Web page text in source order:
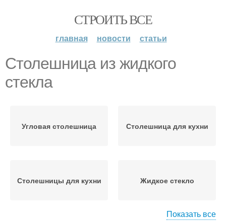
СТРОИТЬ ВСЕ
главная новости статьи
Столешница из жидкого
стекла
Угловая столешница Столешница для кухни
Столешницы для кухни Жидкое стекло
Показать все